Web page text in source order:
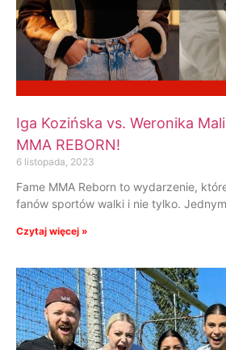
Iga Kozińska vs. Weronika
MMA REBORN!
6 listopada, 2023
Fame MMA Reborn to wydarzenie,
fanów sportów walki i nie tylko. Jednym
Czytaj więcej »